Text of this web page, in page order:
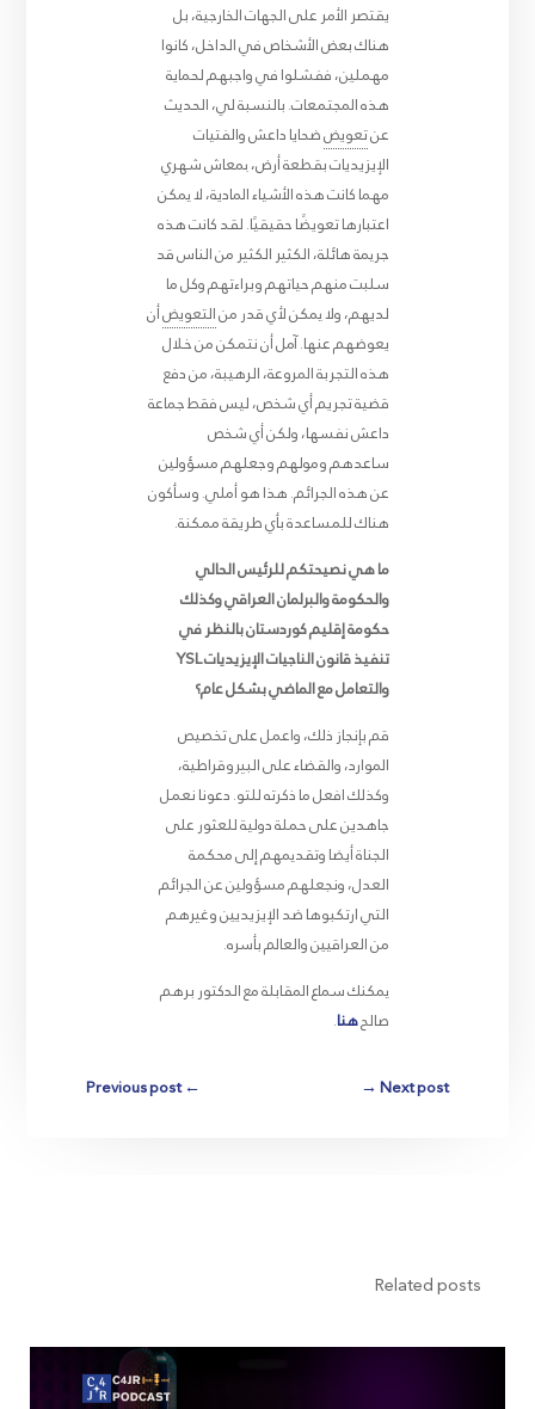
يقتصر الأمر على الجهات الخارجية، بل
هناك بعض الأشخاص في الداخل، كانوا
مهملين، ففشلوا في واجبهم لحماية
هذه المجتمعات. بالنسبة لي، الحديث
عنتعويضضحايا داعش والفتيات
الإيزيديات بقطعة أرض، بمعاش شهري
مهما كانت هذه الأشياء المادية، لا يمكن
اعتبارها تعويضًا حقيقيًا. لقد كانت هذه
جريمة هائلة، الكثير الكثير من الناس قد
سلبت منهم حياتهم وبراءتهم وكل ما
لديهم، ولا يمكن لأي قدر منالتعويضأن
يعوضهم عنها. آمل أن نتمكن من خلال
هذه التجربة المروعة، الرهيبة، من دفع
قضية تجريم أي شخص، ليس فقط جماعة
داعش نفسها، ولكن أي شخص
ساعدهم ومولهم وجعلهم مسؤولين
عن هذه الجرائم. هذا هو أملي. وسأكون
هناك للمساعدة بأي طريقة ممكنة.
ما هي نصيحتكم للرئيس الحالي
والحكومة والبرلمان العراقي وكذلك
حكومة إقليم كوردستان بالنظر في
تنفيذ قانون الناجيات الإيزيديات YSL
والتعامل مع الماضي بشكل عام؟
قم بإنجاز ذلك، واعمل على تخصيص
الموارد، والقضاء على البيروقراطية،
وكذلك افعل ما ذكرته للتو. دعونا نعمل
جاهدين على حملة دولية للعثور على
الجناة أيضا وتقديمهم إلى محكمة
العدل، ونجعلهم مسؤولين عن الجرائم
التي ارتكبوها ضد الإيزيديين وغيرهم
من العراقيين والعالم بأسره.
يمكنك سماع المقابلة مع الدكتور برهم
صالحهنا.
←
Previous post Next post
→
Related posts